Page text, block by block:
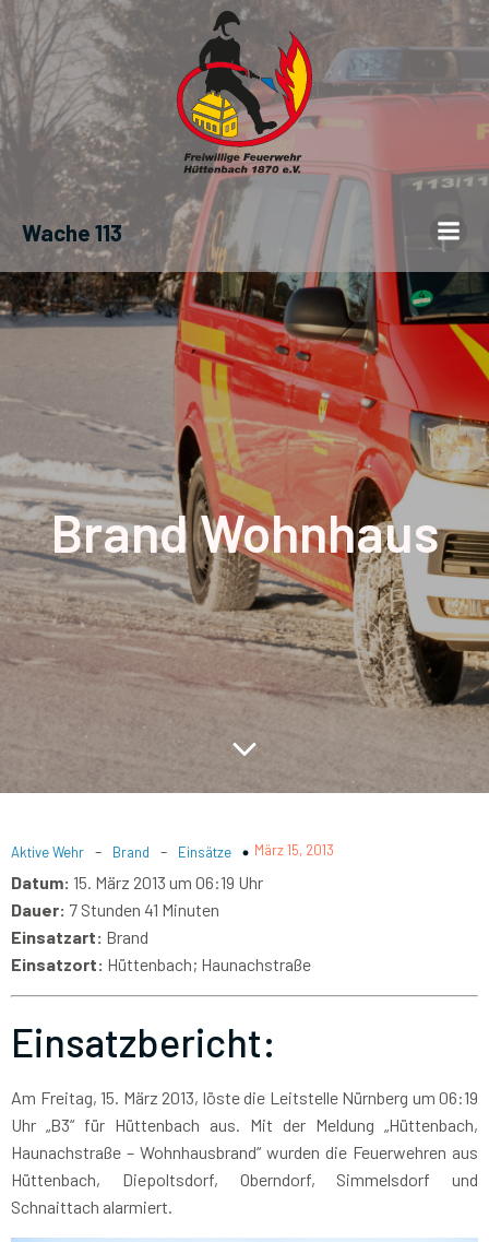
Wache 113
Brand Wohnhaus
Aktive Wehr - Brand - Einsätze März 15, 2013
Datum: 15. März 2013 um 06:19 Uhr
Dauer: 7 Stunden 41 Minuten
Einsatzart: Brand
Einsatzort: Hüttenbach; Haunachstraße
Einsatzbericht:
Am Freitag, 15. März 2013, löste die Leitstelle Nürnberg um 06:19
Uhr „B3“ für Hüttenbach aus. Mit der Meldung „Hüttenbach,
Haunachstraße – Wohnhausbrand“ wurden die Feuerwehren aus
Hüttenbach, Diepoltsdorf, Oberndorf, Simmelsdorf und
Schnaittach alarmiert.